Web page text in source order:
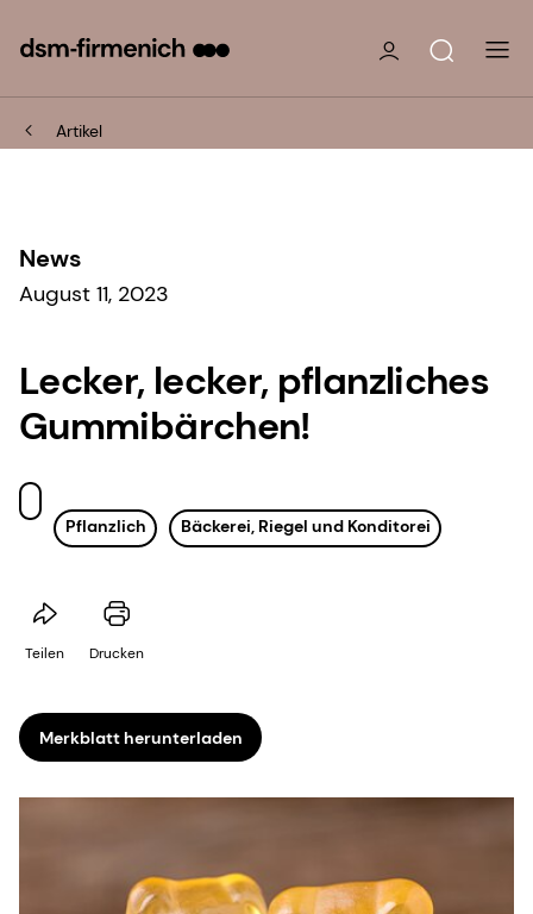
Artikel
News
August 11, 2023
Lecker, lecker, pflanzliches
Gummibärchen!
Pflanzlich Bäckerei, Riegel und Konditorei
Teilen Drucken
Merkblatt herunterladen